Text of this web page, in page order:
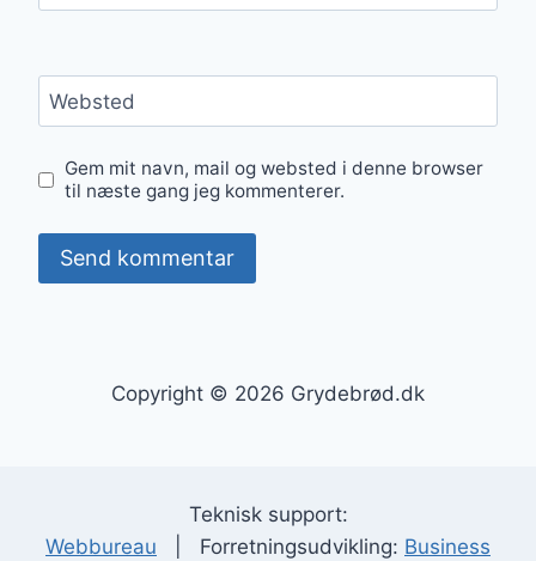
Websted
Gem mit navn, mail og websted i denne browser
til næste gang jeg kommenterer.
Copyright © 2026 Grydebrød.dk
Teknisk support:
Webbureau | Forretningsudvikling: Business